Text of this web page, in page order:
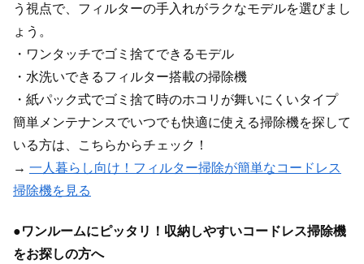
う視点で、フィルターの手入れがラクなモデルを選びまし
ょう。
・ワンタッチでゴミ捨てできるモデル
・水洗いできるフィルター搭載の掃除機
・紙パック式でゴミ捨て時のホコリが舞いにくいタイプ
簡単メンテナンスでいつでも快適に使える掃除機を探して
いる方は、こちらからチェック！
→ 一人暮らし向け！フィルター掃除が簡単なコードレス
掃除機を見る
●ワンルームにピッタリ！収納しやすいコードレス掃除機
をお探しの方へ